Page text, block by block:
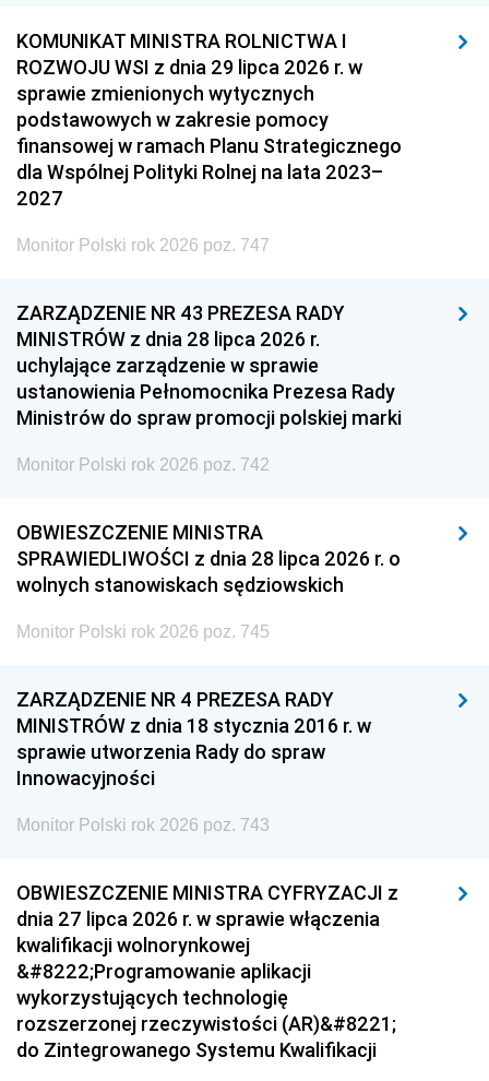
KOMUNIKAT MINISTRA ROLNICTWA I
ROZWOJU WSI z dnia 29 lipca 2026 r. w
sprawie zmienionych wytycznych
podstawowych w zakresie pomocy
finansowej w ramach Planu Strategicznego
dla Wspólnej Polityki Rolnej na lata 2023–
2027
Monitor Polski rok 2026 poz. 747
ZARZĄDZENIE NR 43 PREZESA RADY
MINISTRÓW z dnia 28 lipca 2026 r.
uchylające zarządzenie w sprawie
ustanowienia Pełnomocnika Prezesa Rady
Ministrów do spraw promocji polskiej marki
Monitor Polski rok 2026 poz. 742
OBWIESZCZENIE MINISTRA
SPRAWIEDLIWOŚCI z dnia 28 lipca 2026 r. o
wolnych stanowiskach sędziowskich
Monitor Polski rok 2026 poz. 745
ZARZĄDZENIE NR 4 PREZESA RADY
MINISTRÓW z dnia 18 stycznia 2016 r. w
sprawie utworzenia Rady do spraw
Innowacyjności
Monitor Polski rok 2026 poz. 743
OBWIESZCZENIE MINISTRA CYFRYZACJI z
dnia 27 lipca 2026 r. w sprawie włączenia
kwalifikacji wolnorynkowej
&#8222;Programowanie aplikacji
wykorzystujących technologię
rozszerzonej rzeczywistości (AR)&#8221;
do Zintegrowanego Systemu Kwalifikacji